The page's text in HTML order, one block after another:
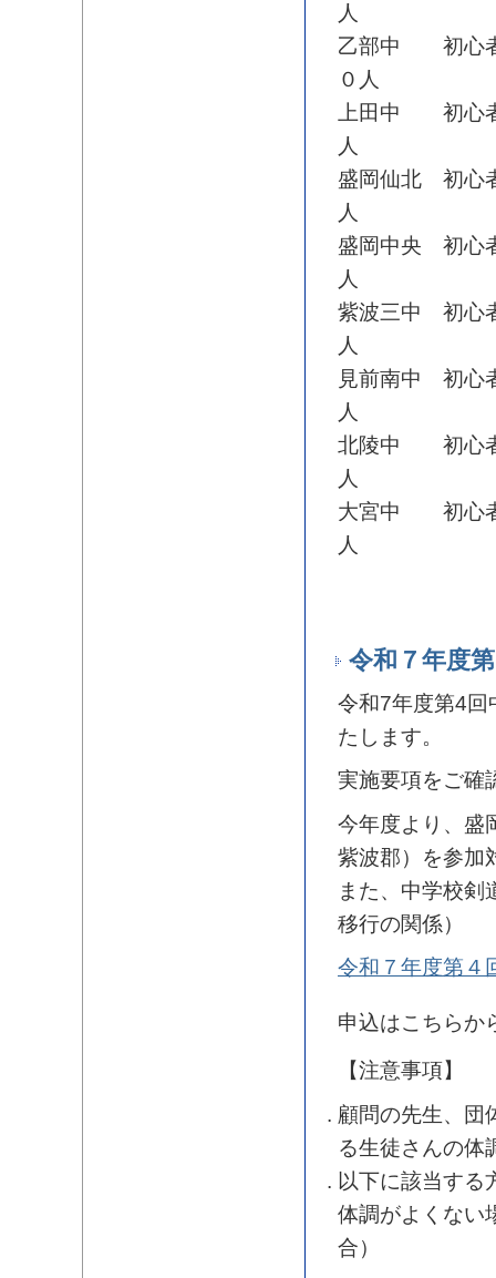
人
乙部中 初心者
０人
上田中 初心者
人
盛岡仙北 初心
人
盛岡中央 初心
人
紫波三中 初心
人
見前南中 初心
人
北陵中 初心者
人
大宮中 初心者
人
令和７年度
令和7年度第4回
たします。
実施要項をご確
今年度より、盛
紫波郡）を参加
また、中学校剣
移行の関係）
令和７年度第４
申込はこちら
【注意事項】
顧問の先生、団
る生徒さんの体
以下に該当する
体調がよくない
合）